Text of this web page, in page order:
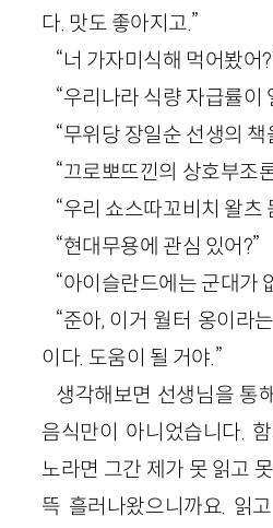
다. 맛도 좋아지고.”
“너 가자미식해 먹어봤어
“우리나라 식량 자급률이
“무위당 장일순 선생의 책
“끄로뽀뜨낀의 상호부조
“우리 쇼스따꼬비치 왈츠
“현대무용에 관심 있어?”
“아이슬란드에는 군대가
“준아, 이거 월터 옹이라
이다. 도움이 될 거야.”
생각해보면 선생님을 통
음식만이 아니었습니다.
노라면 그간 제가 못 읽고
뜩 흘러나왔으니까요. 읽